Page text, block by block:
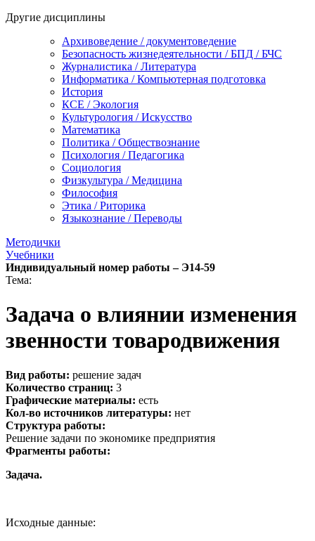
Другие дисциплины
Архивоведение / документоведение
Безопасность жизнедеятельности / БПД / БЧС
Журналистика / Литература
Информатика / Компьютерная подготовка
История
КСЕ / Экология
Культурология / Искусство
Математика
Политика / Обществознание
Психология / Педагогика
Социология
Физкультура / Медицина
Философия
Этика / Риторика
Языкознание / Переводы
Методички
Учебники
Индивидуальный номер работы – Э14-59
Тема:
Задача о влиянии изменения
звенности товародвижения
Вид работы: решение задач
Количество страниц: 3
Графические материалы: есть
Кол-во источников литературы: нет
Структура работы:
Решение задачи по экономике предприятия
Фрагменты работы:
Задача.
Исходные данные: